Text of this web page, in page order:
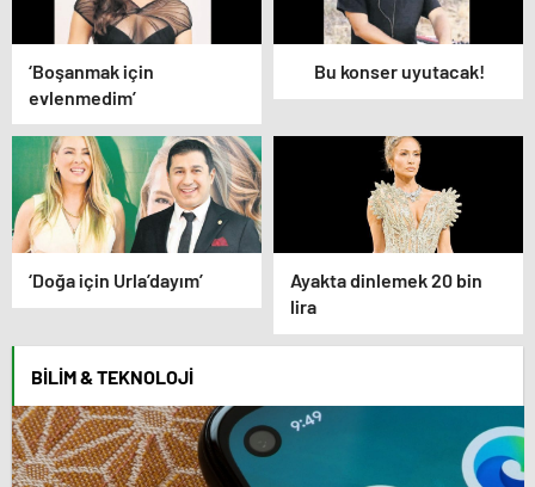
‘Boşanmak için
evlenmedim’
Bu konser uyutacak!
‘Doğa için Urla’dayım’
Ayakta dinlemek 20 bin
lira
BILIM & TEKNOLOJI